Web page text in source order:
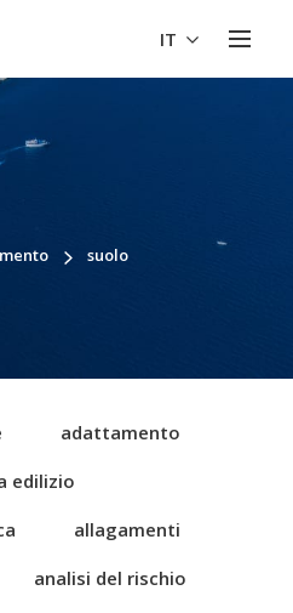
IT
suolo
adattamento
edilizio
allagamenti
analisi del rischio